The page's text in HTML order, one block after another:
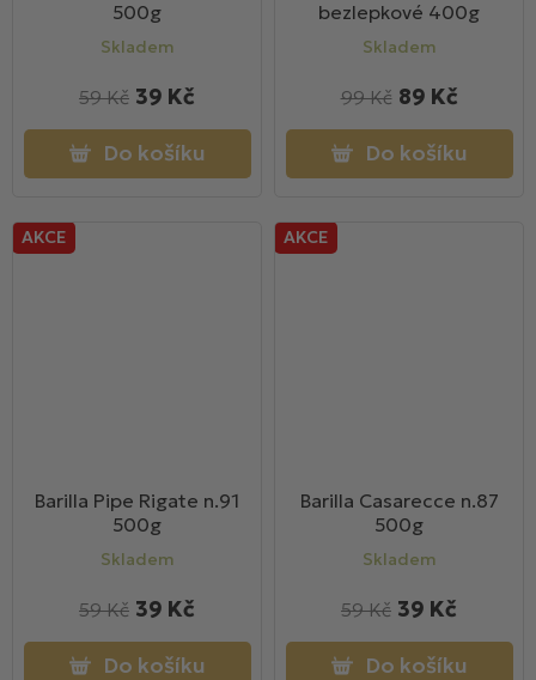
500g
Skladem
39 Kč
59 Kč
Do košíku
bezlepkové 400g
Skladem
89 Kč
99 Kč
Do košíku
AKCE
Barilla Pipe Rigate n.91
500g
Skladem
39 Kč
59 Kč
Do košíku
AKCE
Barilla Casarecce n.87
500g
Skladem
39 Kč
59 Kč
Do košíku